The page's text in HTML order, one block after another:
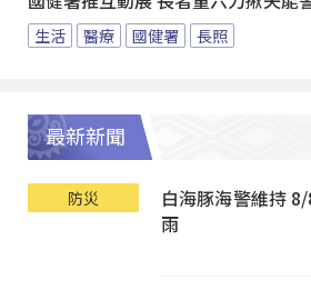
生活 醫療 國健署 長照
最新新聞
防災
白海豚海警維持
雨